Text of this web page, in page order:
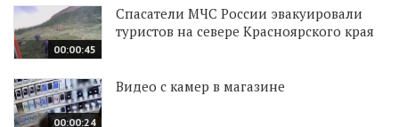
00:00:45
Спасатели МЧС России эвакуировали
туристов на севере Красноярского края
00:00:24
Видео с камер в магазине